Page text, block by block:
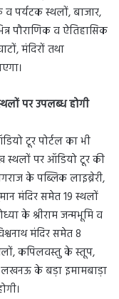
पर्यटक स्थलों, बाजार,
पौराणिक व ऐतिहासिक
मंदिरों तथा
पर उपलब्ध होगी
टूर पोर्टल का भी
स्थलों पर ऑडियो टूर की
के पब्लिक लाइब्रेरी,
मंदिर समेत 19 स्थलों
के श्रीराम जन्मभूमि व
मंदिर समेत 8
कपिलवस्तु के स्तूप,
लखनऊ के बड़ा इमामबाड़ा